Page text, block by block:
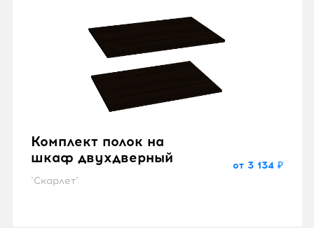
Комплект полок на
шкаф двухдверный
"Скарлет"
от 3 134 ₽